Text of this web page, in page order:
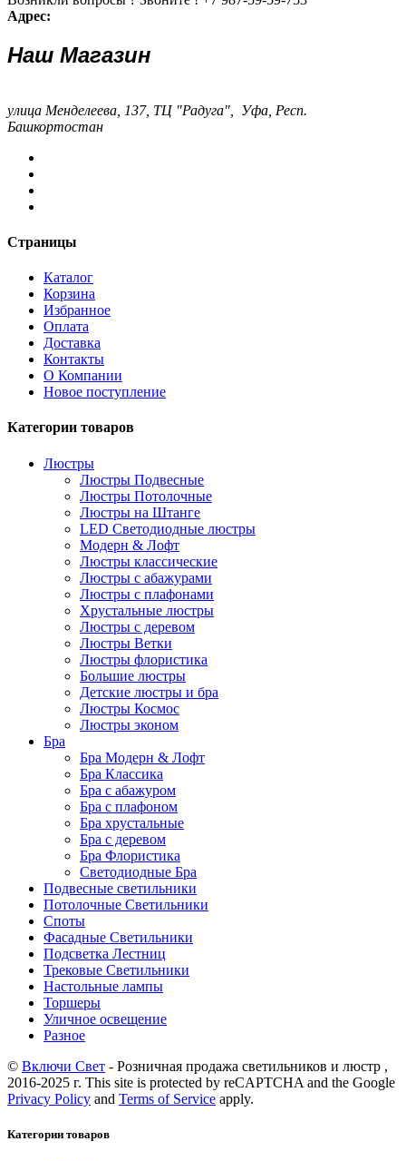
Адрес:
Наш Магазин
улица Менделеева, 137, ТЦ "Радуга", Уфа, Респ.
Башкортостан
Страницы
Каталог
Корзина
Избранное
Оплата
Доставка
Контакты
О Компании
Новое поступление
Категории товаров
Люстры
Люстры Подвесные
Люстры Потолочные
Люстры на Штанге
LED Светодиодные люстры
Модерн & Лофт
Люстры классические
Люстры с абажурами
Люстры с плафонами
Хрустальные люстры
Люстры с деревом
Люстры Ветки
Люстры флористика
Большие люстры
Детские люстры и бра
Люстры Космос
Люстры эконом
Бра
Бра Модерн & Лофт
Бра Классика
Бра с абажуром
Бра с плафоном
Бра хрустальные
Бра с деревом
Бра Флористика
Светодиодные Бра
Подвесные светильники
Потолочные Светильники
Споты
Фасадные Светильники
Подсветка Лестниц
Трековые Светильники
Настольные лампы
Торшеры
Уличное освещение
Разное
© Включи Свет - Розничная продажа светильников и люстр ,
2016-2025 г. This site is protected by reCAPTCHA and the Google
Privacy Policy and Terms of Service apply.
Категории товаров